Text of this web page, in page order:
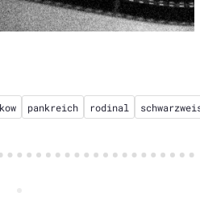
pankreich rodinal